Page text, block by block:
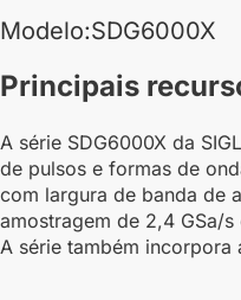
Modelo:SDG6000X
Principais
A série SDG6000X da
de pulsos e formas de
com largura de banda de
amostragem de 2,4 GSa/
A série também incorpora